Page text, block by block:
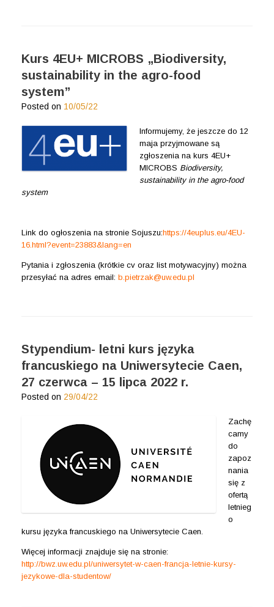
Kurs 4EU+ MICROBS „Biodiversity,
sustainability in the agro-food
system”
Posted on 10/05/22
Informujemy, że jeszcze do 12
maja przyjmowane są
zgłoszenia na kurs 4EU+
MICROBS Biodiversity,
sustainability in the agro-food
system
Link do ogłoszenia na stronie Sojuszu:https://4euplus.eu/4EU-
16.html?event=23883&lang=en
Pytania i zgłoszenia (krótkie cv oraz list motywacyjny) można
przesyłać na adres email: b.pietrzak@uw.edu.pl
Stypendium- letni kurs języka
francuskiego na Uniwersytecie Caen,
27 czerwca – 15 lipca 2022 r.
Posted on 29/04/22
Zachę
camy
do
zapoz
nania
się z
ofertą
letnieg
o
kursu języka francuskiego na Uniwersytecie Caen.
Więcej informacji znajduje się na stronie:
http://bwz.uw.edu.pl/uniwersytet-w-caen-francja-letnie-kursy-
jezykowe-dla-studentow/